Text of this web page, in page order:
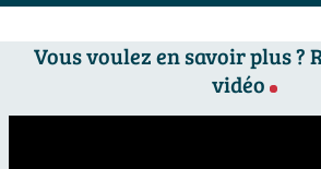
Vous voulez en savoir plus ?
vidéo